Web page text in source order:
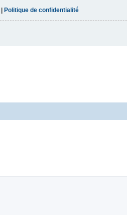
| Politique de confidentialité